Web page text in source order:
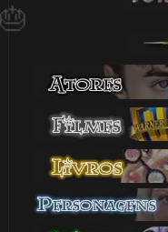
⚡
1️⃣ 8️⃣
🎈